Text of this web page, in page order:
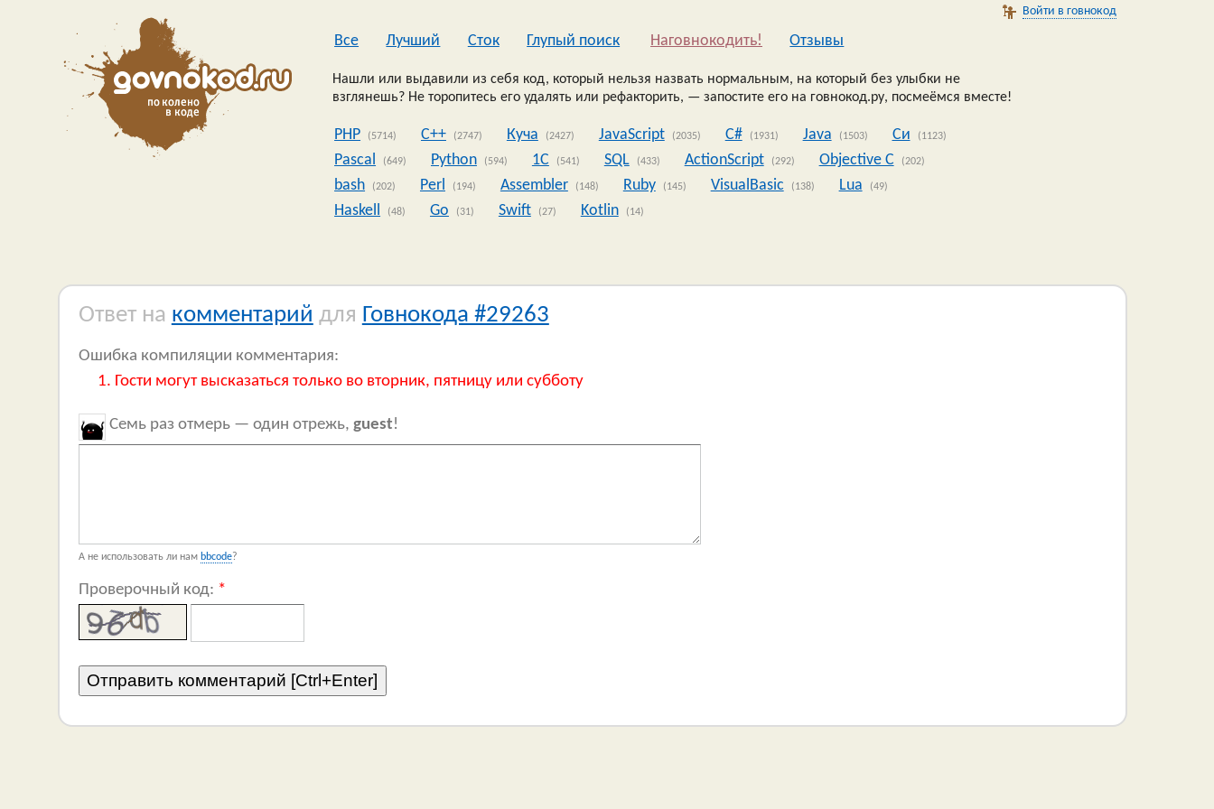
Войти в говнокод
Все Лучший Сток Глупый поиск Наговнокодить! Oтзывы
Нашли или выдавили из себя код, который нельзя назвать нормальным, на который без улыбки не
взглянешь? Не торопитесь его удалять или рефакторить, — запостите его на говнокод.ру, посмеёмся вместе!
PHP (5714) C++ (2747) Куча (2427) JavaScript (2035) C# (1931) Java (1503) Си (1123)
Pascal (649) Python (594) 1C (541) SQL (433) ActionScript (292) Objective C (202)
bash (202) Perl (194) Assembler (148) Ruby (145) VisualBasic (138) Lua (49)
Haskell (48) Go (31) Swift (27) Kotlin (14)
Ответ на комментарий для Говнокода #29263
Ошибка компиляции комментария:
Гости могут высказаться только во вторник, пятницу или субботу
Семь раз отмерь — один отрежь, guest!
А не использовать ли нам bbcode?
Проверочный код: *